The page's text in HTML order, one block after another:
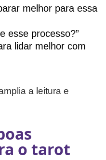
melhor para essa
esse processo?”
lidar melhor com
a leitura e
o tarot